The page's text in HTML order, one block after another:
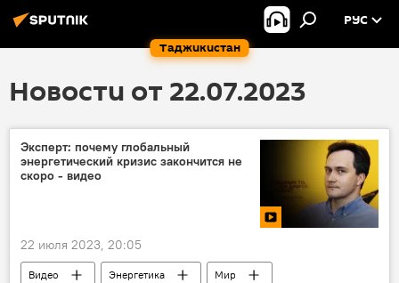
Таджикистан
РУС
Новости от 22.07.2023
Эксперт: почему глобальный
энергетический кризис закончится не
скоро - видео
22 июля 2023, 20:05
Видео Энергетика
Мир